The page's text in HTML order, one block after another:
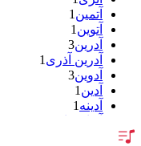
آتمین1
آتوین1
آدرین3
آدرین آذری1
آدوین3
آدین1
آدینه1